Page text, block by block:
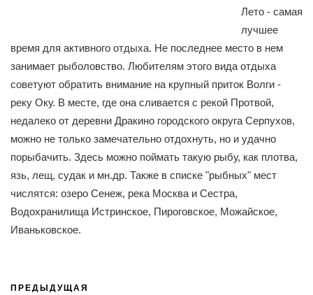
Лето - самая
лучшее
время для активного отдыха. Не последнее место в нем
занимает рыболовство. Любителям этого вида отдыха
советуют обратить внимание на крупный приток Волги -
реку Оку. В месте, где она сливается с рекой Протвой,
недалеко от деревни Дракино городского округа Серпухов,
можно не только замечательно отдохнуть, но и удачно
порыбачить. Здесь можно поймать такую рыбу, как плотва,
язь, лещ, судак и мн.др. Также в списке "рыбных" мест
числятся: озеро Сенеж, река Москва и Сестра,
Водохранилища Истринское, Пироговское, Можайское,
Иваньковское.
ПРЕДЫДУЩАЯ